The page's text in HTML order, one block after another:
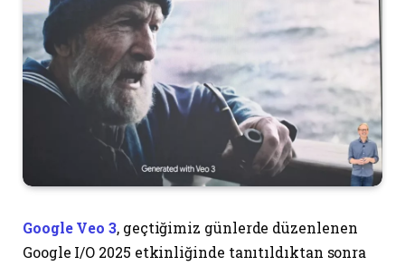
Google Veo 3, geçtiğimiz günlerde düzenlenen
Google I/O 2025 etkinliğinde tanıtıldıktan sonra